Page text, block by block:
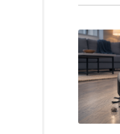
Видео